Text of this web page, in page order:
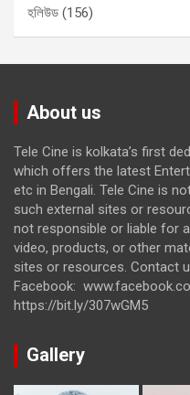
হলিউড (156)
About us
Tele Cine is kolkata’s first
which offers the latest
etc in Bengali. Tele Cine is
such external sites or
not responsible or liable for
video, products, or other
sites or resources. Contact
Facebook:
https://bit.ly/307wGM5
Gallery